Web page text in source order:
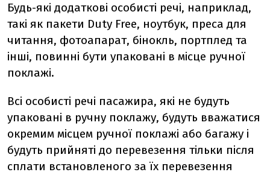
Будь-які додаткові особисті речі, наприклад,
такі як пакети Duty Free, ноутбук, преса для
читання, фотоапарат, бінокль, портплед та
інші, повинні бути упаковані в місце ручної
поклажі.
Всі особисті речі пасажира, які не будуть
упаковані в ручну поклажу, будуть вважатися
окремим місцем ручної поклажі або багажу і
будуть прийняті до перевезення тільки після
сплати встановленого за їх перевезення